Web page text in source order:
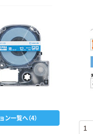
一覧へ（4）